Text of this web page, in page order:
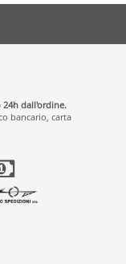
dall'ordine.
bancario, carta